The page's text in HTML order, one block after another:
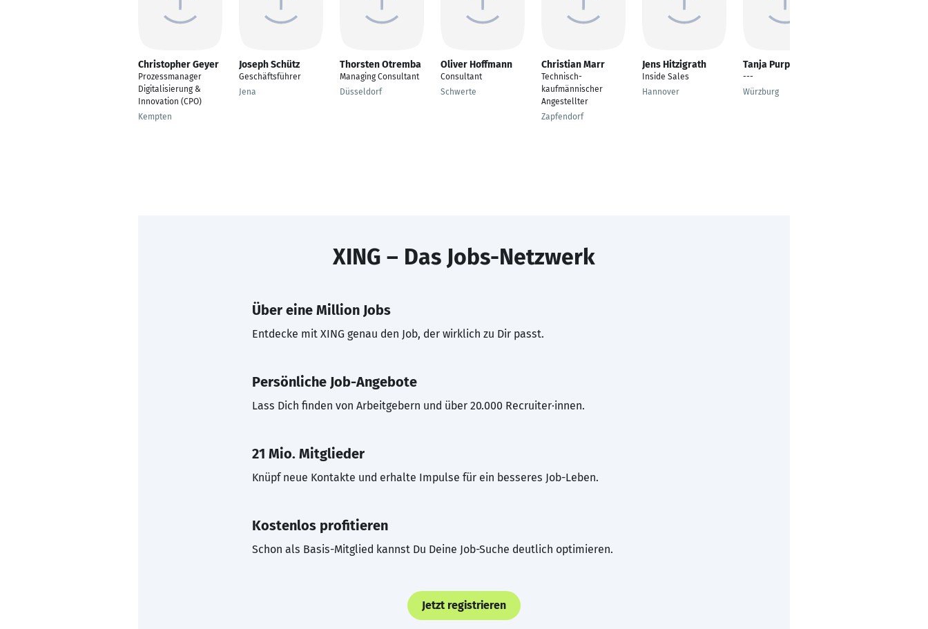
Christopher Geyer
Prozessmanager
Digitalisierung &
Innovation (CPO)
Kempten
Joseph Schütz
Geschäftsführer
Jena
Thorsten Otremba
Managing Consultant
Düsseldorf
Oliver Hoffmann
Consultant
Schwerte
Christian Marr
Technisch-
kaufmännischer
Angestellter
Zapfendorf
Jens Hitzigrath
Inside Sales
Hannover
Tanja Purps
---
Würzburg
XING – Das Jobs-Netzwerk
Über eine Million Jobs
Entdecke mit XING genau den Job, der wirklich zu Dir passt.
Persönliche Job-Angebote
Lass Dich finden von Arbeitgebern und über 20.000 Recruiter·innen.
21 Mio. Mitglieder
Knüpf neue Kontakte und erhalte Impulse für ein besseres Job-Leben.
Kostenlos profitieren
Schon als Basis-Mitglied kannst Du Deine Job-Suche deutlich optimieren.
Jetzt registrieren